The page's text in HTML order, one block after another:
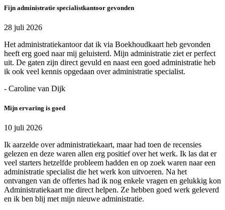
Fijn administratie specialistkantoor gevonden
28 juli 2026
Het administratiekantoor dat ik via Boekhoudkaart heb gevonden
heeft erg goed naar mij geluisterd. Mijn administratie ziet er perfect
uit. De gaten zijn direct gevuld en naast een goed administratie heb
ik ook veel kennis opgedaan over administratie specialist.
- Caroline van Dijk
Mijn ervaring is goed
10 juli 2026
Ik aarzelde over administratiekaart, maar had toen de recensies
gelezen en deze waren allen erg positief over het werk. Ik las dat er
veel starters hetzelfde probleem hadden en op zoek waren naar een
administratie specialist die het werk kon uitvoeren. Na het
ontvangen van de offertes had ik nog enkele vragen en gelukkig kon
Administratiekaart me direct helpen. Ze hebben goed werk geleverd
en ik ben blij met mijn nieuwe administratie.